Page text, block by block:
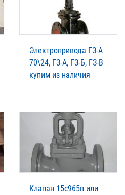
Электропривода ГЗ-А
70\24, ГЗ-А, ГЗ-Б, ГЗ-В
купим из наличия
Клапан 15с965п или